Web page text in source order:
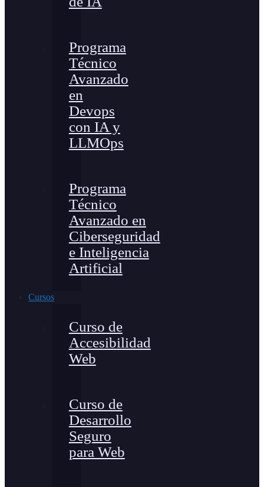
Programa
Técnico
Avanzado
en
Devops
con IA y
LLMOps
Programa
Técnico
Avanzado en
Ciberseguridad
e Inteligencia
Artificial
Cursos
Curso de
Accesibilidad
Web
Curso de
Desarrollo
Seguro
para Web